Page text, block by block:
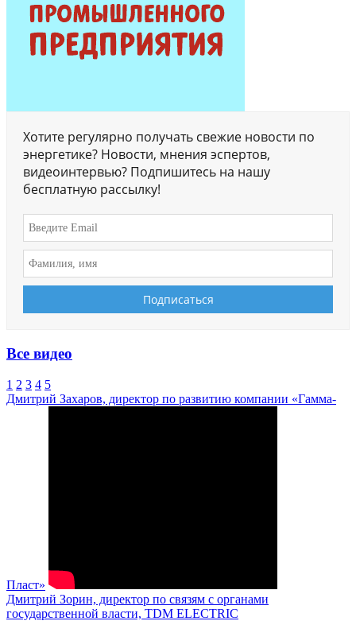
Хотите регулярно получать свежие новости по
энергетике? Новости, мнения эспертов,
видеоинтервью? Подпишитесь на нашу
бесплатную рассылку!
Все видео
1 2 3 4 5
Дмитрий Захаров, директор по развитию компании «Гамма-
Пласт»
Дмитрий Зорин, директор по связям с органами
государственной власти, TDM ELECTRIC